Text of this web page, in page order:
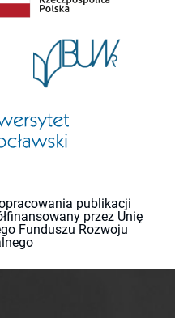
publikacji
przez Unię
Funduszu Rozwoju